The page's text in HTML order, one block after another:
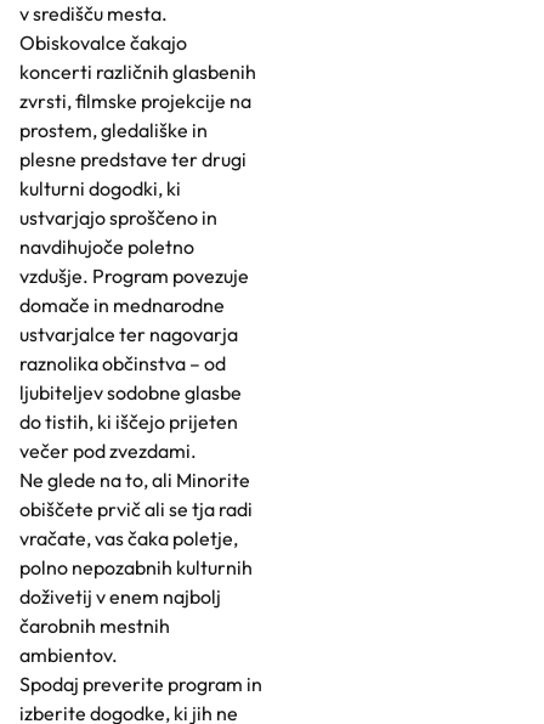
v središču mesta.
Obiskovalce čakajo
koncerti različnih glasbenih
zvrsti, filmske projekcije na
prostem, gledališke in
plesne predstave ter drugi
kulturni dogodki, ki
ustvarjajo sproščeno in
navdihujoče poletno
vzdušje. Program povezuje
domače in mednarodne
ustvarjalce ter nagovarja
raznolika občinstva – od
ljubiteljev sodobne glasbe
do tistih, ki iščejo prijeten
večer pod zvezdami.
Ne glede na to, ali Minorite
obiščete prvič ali se tja radi
vračate, vas čaka poletje,
polno nepozabnih kulturnih
doživetij v enem najbolj
čarobnih mestnih
ambientov.
Spodaj preverite program in
izberite dogodke, ki jih ne